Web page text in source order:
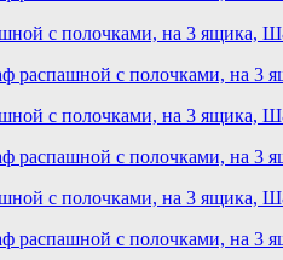
с полочками, на 3 ящика,
с полочками, на 3 ящика,
с полочками, на 3 ящика,